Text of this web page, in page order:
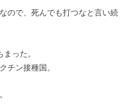
ので、死んでも打つなと言い続
った。
チン接種国。